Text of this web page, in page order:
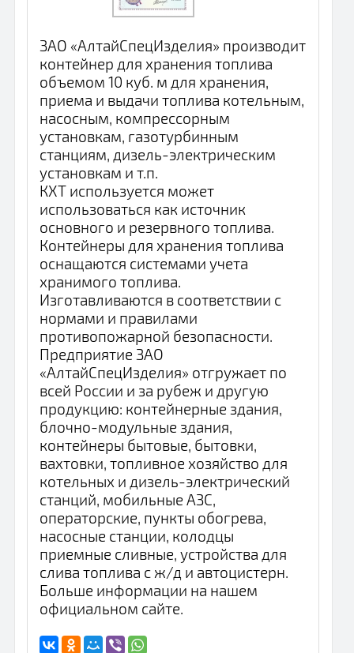
ЗАО «АлтайСпецИзделия» производит
контейнер для хранения топлива
объемом 10 куб. м для хранения,
приема и выдачи топлива котельным,
насосным, компрессорным
установкам, газотурбинным
станциям, дизель-электрическим
установкам и т.п.
КХТ используется может
использоваться как источник
основного и резервного топлива.
Контейнеры для хранения топлива
оснащаются системами учета
хранимого топлива.
Изготавливаются в соответствии с
нормами и правилами
противопожарной безопасности.
Предприятие ЗАО
«АлтайСпецИзделия» отгружает по
всей России и за рубеж и другую
продукцию: контейнерные здания,
блочно-модульные здания,
контейнеры бытовые, бытовки,
вахтовки, топливное хозяйство для
котельных и дизель-электрический
станций, мобильные АЗС,
операторские, пункты обогрева,
насосные станции, колодцы
приемные сливные, устройства для
слива топлива с ж/д и автоцистерн.
Больше информации на нашем
официальном сайте.